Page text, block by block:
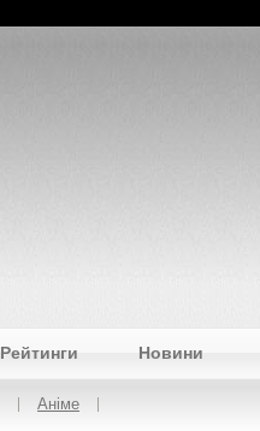
Рейтинги Новини
Аніме